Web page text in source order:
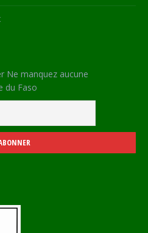
Ne manquez aucune
du Faso